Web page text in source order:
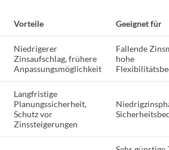
Vorteile Geeignet für
Niedrigerer
Zinsaufschlag, frühere
Anpassungsmöglichkeit
Fallende
hohe
Langfristige
Planungssicherheit,
Schutz vor
Zinssteigerungen